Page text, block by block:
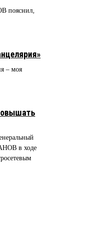
пояснил,
– моя
в ходе